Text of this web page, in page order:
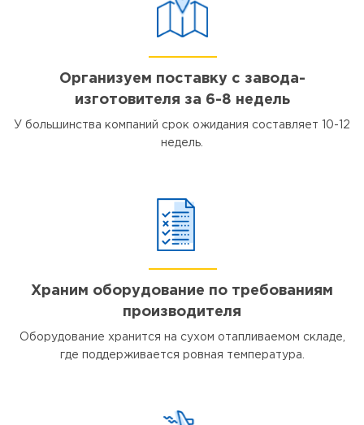
Организуем поставку с завода-
изготовителя за 6-8 недель
У большинства компаний срок ожидания составляет 10-12
недель.
Храним оборудование по требованиям
производителя
Оборудование хранится на сухом отапливаемом складе,
где поддерживается ровная температура.